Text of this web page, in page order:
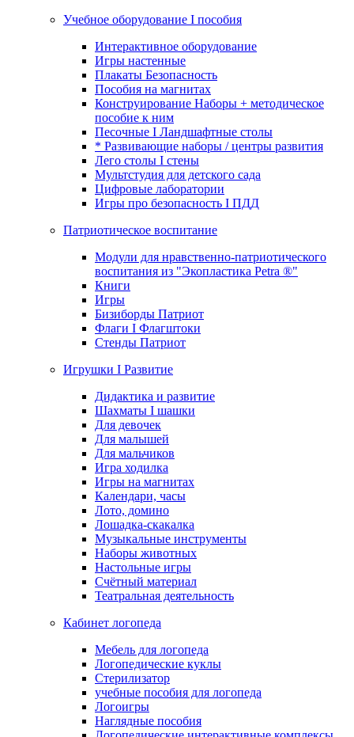
Учебное оборудование I пособия
Интерактивное оборудование
Игры настенные
Плакаты Безопасность
Пособия на магнитах
Конструирование Наборы + методическое
пособие к ним
Песочные I Ландшафтные столы
* Развивающие наборы / центры развития
Лего столы I стены
Мультстудия для детского сада
Цифровые лаборатории
Игры про безопасность I ПДД
Патриотическое воспитание
Модули для нравственно-патриотического
воспитания из "Экопластика Petra ®"
Книги
Игры
Бизиборды Патриот
Флаги I Флагштоки
Стенды Патриот
Игрушки I Развитие
Дидактика и развитие
Шахматы I шашки
Для девочек
Для малышей
Для мальчиков
Игра ходилка
Игры на магнитах
Календари, часы
Лото, домино
Лошадка-скакалка
Музыкальные инструменты
Наборы животных
Настольные игры
Счётный материал
Театральная деятельность
Кабинет логопеда
Мебель для логопеда
Логопедические куклы
Стерилизатор
учебные пособия для логопеда
Логоигры
Наглядные пособия